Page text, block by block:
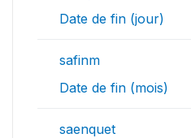
Date de fin (jour)
safinm
Date de fin (mois)
saenquet